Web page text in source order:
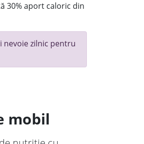
30% aport caloric din
nevoie zilnic pentru
mobil